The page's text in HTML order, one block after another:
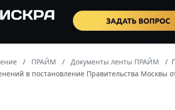
ПРАЙМ Документы ленты ПРАЙМ
в постановление Правительства Москвы